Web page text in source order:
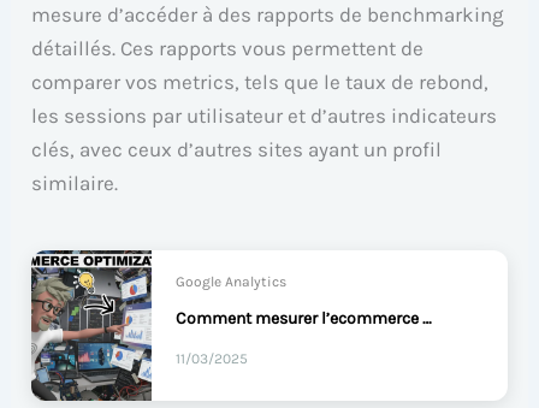
mesure d’accéder à des rapports de benchmarking
détaillés. Ces rapports vous permettent de
comparer vos metrics, tels que le taux de rebond,
les sessions par utilisateur et d’autres indicateurs
clés, avec ceux d’autres sites ayant un profil
similaire.
Google Analytics
Comment mesurer l’ecommerce avec Google Analytics GA4 ?
11/03/2025